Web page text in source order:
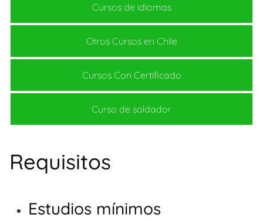
Cursos de idiomas
Otros Cursos en Chile
Cursos Con Certificado
Curso de soldador
Requisitos
Estudios mínimos